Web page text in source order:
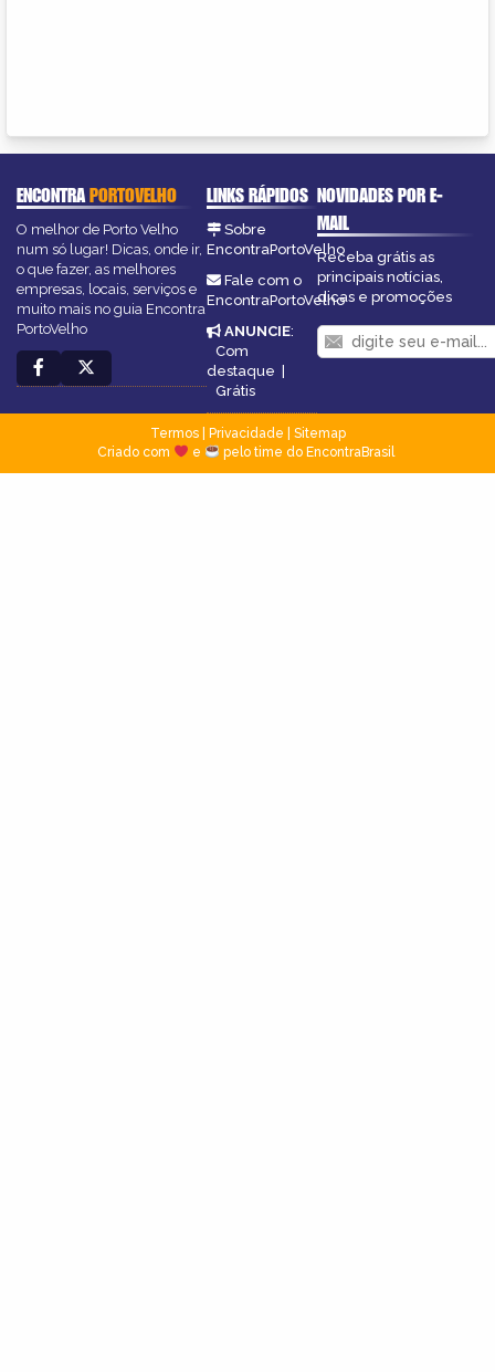
ENCONTRAPORTOVELHO
O melhor de Porto Velho
num só lugar! Dicas, onde ir,
o que fazer, as melhores
empresas, locais, serviços e
muito mais no guia Encontra
PortoVelho
LINKS RÁPIDOS
Sobre
EncontraPortoVelho
Fale com o
EncontraPortoVelho
ANUNCIE:
Com
destaque |
Grátis
NOVIDADES POR E-
MAIL
Receba grátis as
principais notícias,
dicas e promoções
Termos| Privacidade
Sitemap
Criado com
e pelo time do EncontraBrasil